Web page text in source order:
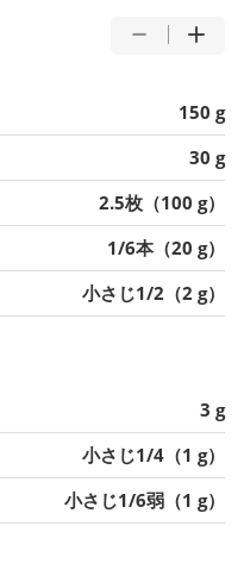
150 g
30 g
2.5枚（100 g）
1/6本（20 g）
小さじ1/2（2 g）
3 g
小さじ1/4（1 g）
小さじ1/6弱（1 g）